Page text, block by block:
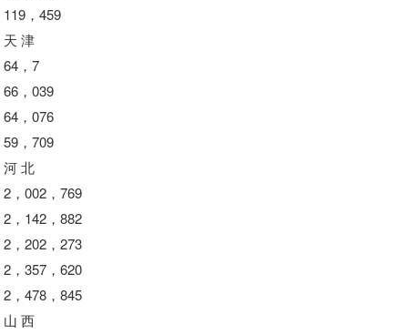
119，459
天 津
64，7
66，039
64，076
59，709
河 北
2，002，769
2，142，882
2，202，273
2，357，620
2，478，845
山 西